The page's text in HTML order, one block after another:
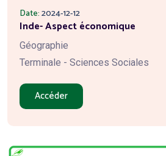
Date:2024-12-12
Inde- Aspect économique
Géographie
Terminale - Sciences Sociales
Accéder